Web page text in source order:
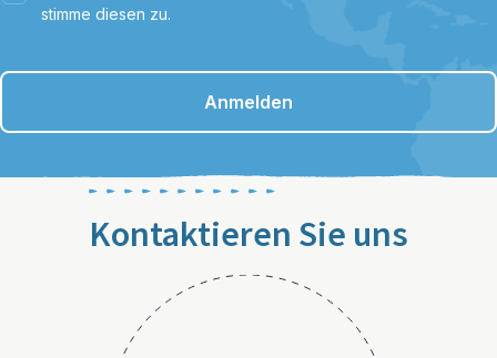
stimme diesen zu.
Anmelden
Kontaktieren Sie uns